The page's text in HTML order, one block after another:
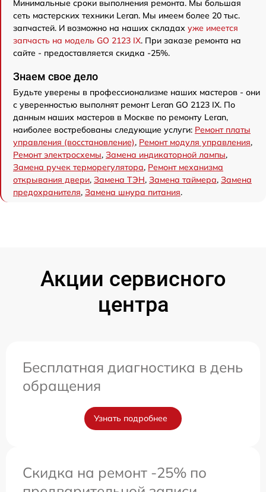
Минимальные сроки выполнения ремонта. Мы большая
сеть мастерских техники Leran. Мы имеем более 20 тыс.
запчастей. И возможно на наших складах уже имеется
запчасть на модель GO 2123 IX. При заказе ремонта на
сайте - предоставляется скидка -25%.
Знаем свое дело
Будьте уверены в профессионализме наших мастеров - они
с уверенностью выполнят ремонт Leran GO 2123 IX. По
данным наших мастеров в Москве по ремонту Leran,
наиболее востребованы следующие услуги: Ремонт платы
управления (восстановление), Ремонт модуля управления,
Ремонт электросхемы, Замена индикаторной лампы,
Замена ручек терморегулятора, Ремонт механизма
открывания двери, Замена ТЭН, Замена таймера, Замена
предохранителя, Замена шнура питания.
Акции сервисного
центра
Бесплатная диагностика в день
обращения
Узнать подробнее
Скидка на ремонт -25% по